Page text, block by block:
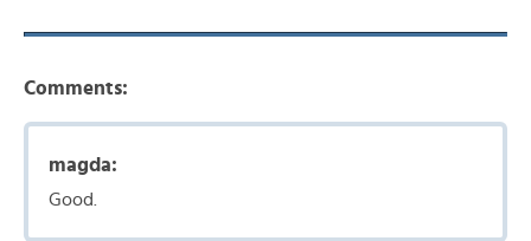
Comments:
magda:
Good.